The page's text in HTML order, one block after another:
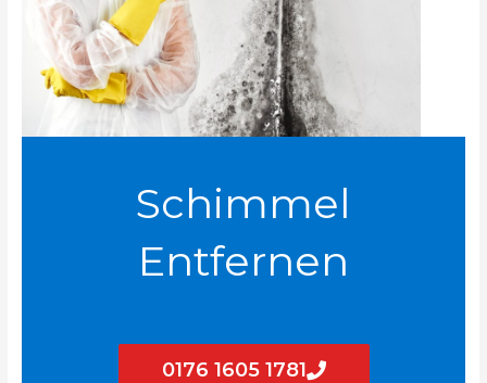
Schimmel
Entfernen
0176 1605 1781